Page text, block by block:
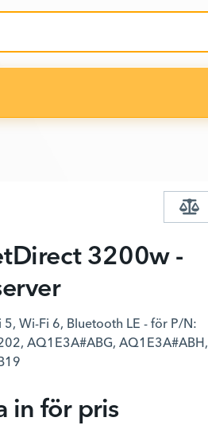
3200w -
5, Wi-Fi 6, Bluetooth LE - för P/N:
AQ1E3A#ABG, AQ1E3A#ABH,
in för pris